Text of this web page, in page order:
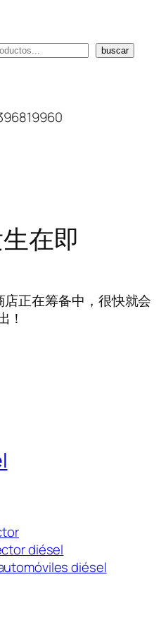
buscar
在即
正在筹备中，很快就会
！
diésel
diésel